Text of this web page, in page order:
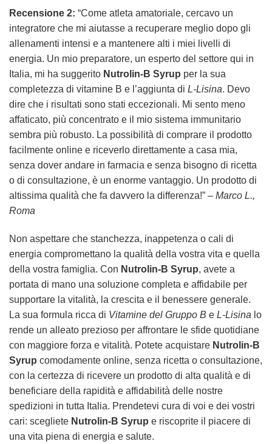
Recensione 2: “Come atleta amatoriale, cercavo un
integratore che mi aiutasse a recuperare meglio dopo gli
allenamenti intensi e a mantenere alti i miei livelli di
energia. Un mio preparatore, un esperto del settore qui in
Italia, mi ha suggerito Nutrolin-B Syrup per la sua
completezza di vitamine B e l’aggiunta di L-Lisina. Devo
dire che i risultati sono stati eccezionali. Mi sento meno
affaticato, più concentrato e il mio sistema immunitario
sembra più robusto. La possibilità di comprare il prodotto
facilmente online e riceverlo direttamente a casa mia,
senza dover andare in farmacia e senza bisogno di ricetta
o di consultazione, è un enorme vantaggio. Un prodotto di
altissima qualità che fa davvero la differenza!” – Marco L.,
Roma
Non aspettare che stanchezza, inappetenza o cali di
energia compromettano la qualità della vostra vita e quella
della vostra famiglia. Con Nutrolin-B Syrup, avete a
portata di mano una soluzione completa e affidabile per
supportare la vitalità, la crescita e il benessere generale.
La sua formula ricca di Vitamine del Gruppo B e L-Lisina lo
rende un alleato prezioso per affrontare le sfide quotidiane
con maggiore forza e vitalità. Potete acquistare Nutrolin-B
Syrup comodamente online, senza ricetta o consultazione,
con la certezza di ricevere un prodotto di alta qualità e di
beneficiare della rapidità e affidabilità delle nostre
spedizioni in tutta Italia. Prendetevi cura di voi e dei vostri
cari: scegliete Nutrolin-B Syrup e riscoprite il piacere di
una vita piena di energia e salute.